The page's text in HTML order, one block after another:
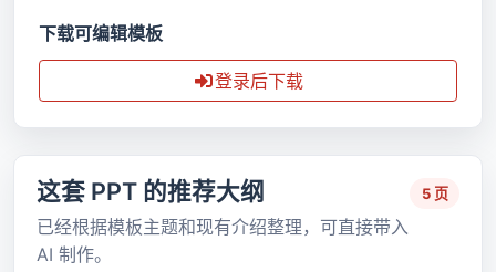
下载可编辑模板
登录后下载
这套 PPT 的推荐大纲
已经根据模板主题和现有介绍整理，可直接带入
AI 制作。
5 页